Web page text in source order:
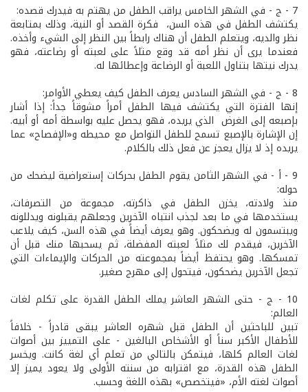
7 - ج - في الشهر الخامس يراقب الطفل من يهتم به فيدرك قصده:
يكتشف الطفل في هذه السن، فكرة القصد أو النية، وذلك بمتابعة
نظر والديه، ويتعلم الطفل أن هناك رابطاً بين النظر إلى الشيء وأخذه.
فعندما يرى أن نظر أمه قد وقع مثلاً على لعبته أو رضاعته، فهو
يدرك نيتها بتناول اللعبة أو الرضاعة وإعطائها له.
8 - ج - في الشهر السادس يعرف الطفل كيف يعطي الأوامر:
إنها الفترة التي يكتشف فيها الطفل أمراً مشوقاً جداً: إذا أشار
بإصبعه إلى الغرض الذي يريده، فهو يحصل عليه بواسطة أمه أو أبيه.
إن الإشارة بالإصبع تسمح للطفل التواصل مع محيطه و«الإفصاح» عما
يريده إذ لا يزال يعجز عن فعل ذلك بالكلام.
9 - أ - في الشهر الثامن يقوم الطفل بحركات إستعراضية ليضحك من
حوله:
منذ ولادته، يخزن الطفل في ذاكرته، مجموعة من التصرفات،
يستخدمها في ما بعد لجذب انتباه الآخرين وجعلهم يقبلونه ويدللونه
ويبتسمون له ويضحكون. وهو يعرف أيضاً في هذه السن، كيف يلاعب
الآخرين، فيقدم لك مثلاً لعبته المفضلة، ثم يسحبها منك قبل أن
تمسكها. وهو يحتفظ أيضاً بمجموعته من الحركات والإيماءات التي
تجعل الآخرين يضحكون، فيتحول إلى مهرج صغير.
10 - ج - حتى الشهر العاشر يملك الطفل القدرة على تكلم لغات
العالم:
تبين للباحثين أن الطفل قبل شهره العاشر يبقى قادراً - خلافاً
للأطفال الأكبر سناً أو الأشخاص البالغين - على التمييز بين أصوات
لغات العالم كلها، فيتمكن بالتالي من تعلم أي لغة كانت. ويخسر
الطفل هذه القدرة، مع اقترابه من سنته الأولى ولا يعود يميز إلا
أصوات لغته الأم، «فيتخصص» بهذه اللغة وحسب.